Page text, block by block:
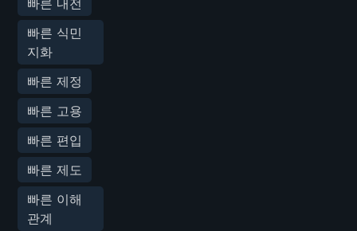
빠른 내전
빠른 식민
지화
빠른 제정
빠른 고용
빠른 편입
빠른 제도
빠른 이해
관계